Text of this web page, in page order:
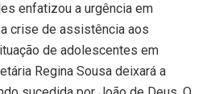
enfatizou a urgência em
crise de assistência aos
de adolescentes em
Regina Sousa deixará a